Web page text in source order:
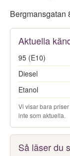
Bergmansgatan
Aktuella
95 (E10)
Diesel
Etanol
Vi visar bara
inte som aktuella.
Så läser du